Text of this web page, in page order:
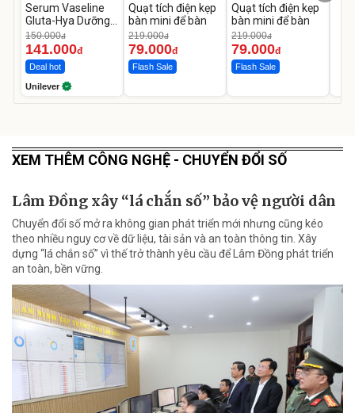
Serum Vaseline
Gluta-Hya Dưỡng
Da Sáng Mịn Sau 7
Ngày
150.000đ
141.000đ
Deal hot
Unilever
Quạt tích điện kẹp
bàn mini để bàn
219.000đ
79.000đ
Flash Sale
Quạt tích điện kẹp
bàn mini để bàn
219.000đ
79.000đ
Flash Sale
XEM THÊM CÔNG NGHỆ - CHUYỂN ĐỔI SỐ
Lâm Đồng xây “lá chắn số” bảo vệ người dân
Chuyển đổi số mở ra không gian phát triển mới nhưng cũng kéo
theo nhiều nguy cơ về dữ liệu, tài sản và an toàn thông tin. Xây
dựng “lá chắn số” vì thế trở thành yêu cầu để Lâm Đồng phát triển
an toàn, bền vững.